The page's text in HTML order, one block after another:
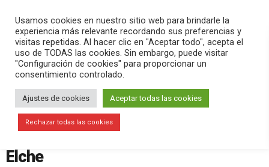
search menu pause PLAY
noviembre 5, 2020
A la espera de las nuevas medidas
que anuncie este viernes Ximo Puig,
se confirma un brote de coronavirus
de 16 casos de origen laboral en
Elche
Usamos cookies en nuestro sitio web para brindarle la
experiencia más relevante recordando sus preferencias y
visitas repetidas. Al hacer clic en "Aceptar todo", acepta el
uso de TODAS las cookies. Sin embargo, puede visitar
"Configuración de cookies" para proporcionar un
consentimiento controlado.
Ajustes de cookies Aceptar todas las cookies
Rechazar todas las cookies